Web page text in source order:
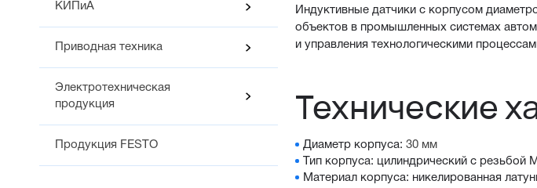
КИПиА
Приводная техника
Электротехническая
продукция
Продукция FESTO
Индуктивные датчики с корпусом
объектов в промышленных системах
и управления технологическими
Технические
Диаметр корпуса: 30 мм
Тип корпуса: цилиндрический с резьбой
Материал корпуса: никелированная